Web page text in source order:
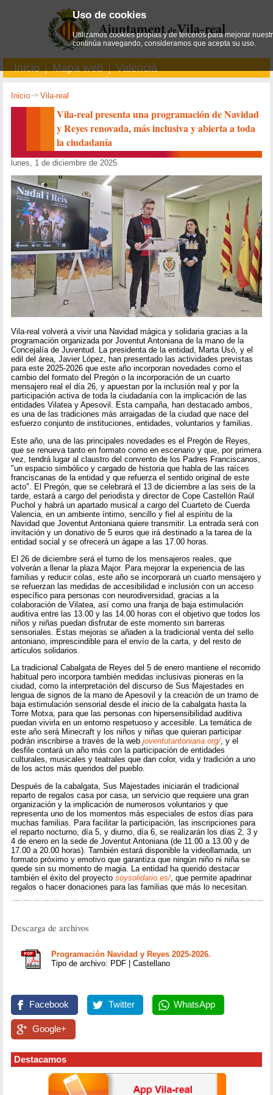
Inicio Mapa web Valencià
Inicio ->Vila-real
Vila-real presenta una programación de Navidad
y Reyes renovada, más inclusiva y abierta a toda
la ciudadanía
lunes, 1 de diciembre de 2025
Vila-real volverá a vivir una Navidad mágica y solidaria gracias a la
programación organizada por Joventut Antoniana de la mano de la
Concejalía de Juventud. La presidenta de la entidad, Marta Usó, y el
edil del área, Javier López, han presentado las actividades previstas
para este 2025-2026 que este año incorporan novedades como el
cambio del formato del Pregón o la incorporación de un cuarto
mensajero real el día 26, y apuestan por la inclusión real y por la
participación activa de toda la ciudadanía con la implicación de las
entidades Vilatea y Apesovil. Esta campaña, han destacado ambos,
es una de las tradiciones más arraigadas de la ciudad que nace del
esfuerzo conjunto de instituciones, entidades, voluntarios y familias.
Este año, una de las principales novedades es el Pregón de Reyes,
que se renueva tanto en formato como en escenario y que, por primera
vez, tendrá lugar al claustro del convento de los Padres Franciscanos,
"un espacio simbólico y cargado de historia que habla de las raíces
franciscanas de la entidad y que refuerza el sentido original de este
acto". El Pregón, que se celebrará el 13 de diciembre a las seis de la
tarde, estará a cargo del periodista y director de Cope Castellón Raúl
Puchol y habrá un apartado musical a cargo del Cuarteto de Cuerda
Valencia, en un ambiente íntimo, sencillo y fiel al espíritu de la
Navidad que Joventut Antoniana quiere transmitir. La entrada será con
invitación y un donativo de 5 euros que irá destinado a la tarea de la
entidad social y se ofrecerá un ágape a las 17.00 horas.
El 26 de diciembre será el turno de los mensajeros reales, que
volverán a llenar la plaza Major. Para mejorar la experiencia de las
familias y reducir colas, este año se incorporará un cuarto mensajero y
se refuerzan las medidas de accesibilidad e inclusión con un acceso
específico para personas con neurodiversidad, gracias a la
colaboración de Vilatea, así como una franja de baja estimulación
auditiva entre las 13.00 y las 14.00 horas con el objetivo que todos los
niños y niñas puedan disfrutar de este momento sin barreras
sensoriales. Estas mejoras se añaden a la tradicional venta del sello
antoniano, imprescindible para el envío de la carta, y del resto de
artículos solidarios.
La tradicional Cabalgata de Reyes del 5 de enero mantiene el recorrido
habitual pero incorpora también medidas inclusivas pioneras en la
ciudad, como la interpretación del discurso de Sus Majestades en
lengua de signos de la mano de Apesovil y la creación de un tramo de
baja estimulación sensorial desde el inicio de la cabalgata hasta la
Torre Motxa, para que las personas con hipersensibilidad auditiva
puedan vivirla en un entorno respetuoso y accesible. La temática de
este año será Minecraft y los niños y niñas que quieran participar
podrán inscribirse a través de la web joventutantoniana.org/, y el
desfile contará un año más con la participación de entidades
culturales, musicales y teatrales que dan color, vida y tradición a uno
de los actos más queridos del pueblo.
Después de la cabalgata, Sus Majestades iniciarán el tradicional
reparto de regalos casa por casa, un servicio que requiere una gran
organización y la implicación de numerosos voluntarios y que
representa uno de los momentos más especiales de estos días para
muchas familias. Para facilitar la participación, las inscripciones para
el reparto nocturno, día 5, y diurno, día 6, se realizarán los días 2, 3 y
4 de enero en la sede de Joventut Antoniana (de 11.00 a 13.00 y de
17.00 a 20.00 horas). También estará disponible la videollamada, un
formato próximo y emotivo que garantiza que ningún niño ni niña se
quede sin su momento de magia. La entidad ha querido destacar
también el éxito del proyecto soysolidario.es/, que permite apadrinar
regalos o hacer donaciones para las familias que más lo necesitan.
Descarga de archivos
Programación Navidad y Reyes 2025-2026.
Tipo de archivo: PDF | Castellano
Facebook Twitter WhatsApp
Google+
Destacamos
Uso de cookies
Utilizamos cookies propias y de terceros para mejorar
continúa navegando, consideramos que acepta su uso.